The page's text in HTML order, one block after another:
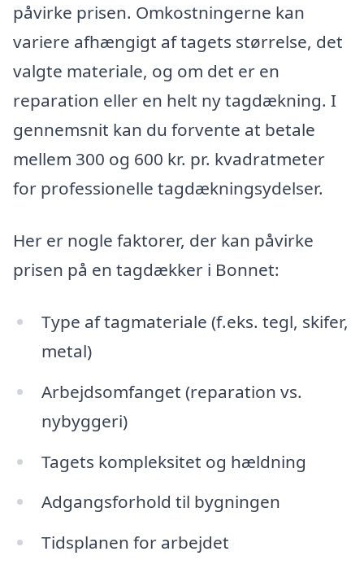
påvirke prisen. Omkostningerne kan
variere afhængigt af tagets størrelse, det
valgte materiale, og om det er en
reparation eller en helt ny tagdækning. I
gennemsnit kan du forvente at betale
mellem 300 og 600 kr. pr. kvadratmeter
for professionelle tagdækningsydelser.
Her er nogle faktorer, der kan påvirke
prisen på en tagdækker i Bonnet:
Type af tagmateriale (f.eks. tegl, skifer,
metal)
Arbejdsomfanget (reparation vs.
nybyggeri)
Tagets kompleksitet og hældning
Adgangsforhold til bygningen
Tidsplanen for arbejdet